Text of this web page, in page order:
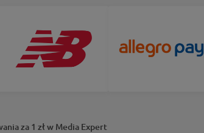
za 1 zł w Media Expert